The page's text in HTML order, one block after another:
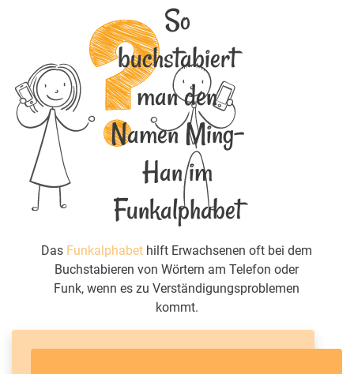
So
buchstabiert
man den
Namen Ming-
Han im
Funkalphabet
Das Funkalphabet hilft Erwachsenen oft bei dem
Buchstabieren von Wörtern am Telefon oder
Funk, wenn es zu Verständigungsproblemen
kommt.